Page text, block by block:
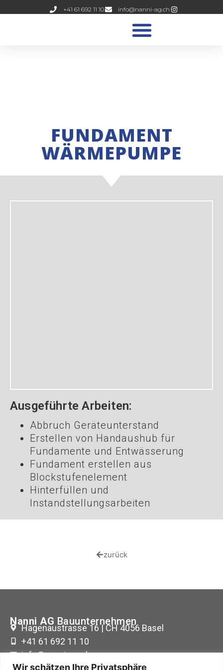
Wir schätzen Ihre Privatsphäre
+41 61 692 11 10 info@nanni-ag.ch
FUNDAMENT
WÄRMEPUMPE
Ausgeführte Arbeiten:
Abbruch Geräteunterstand
Erstellen von Handaushub für
Fundamente und Entwässerung
Fundament erstellen aus
Blockstufenelement
Hinterfüllen und
Instandstellungsarbeiten
zurück
Nanni AG Bauunternehmen
Hagenaustrasse 16 | CH 4056 Basel
+41 61 692 11 10
info@nanni-ag.ch